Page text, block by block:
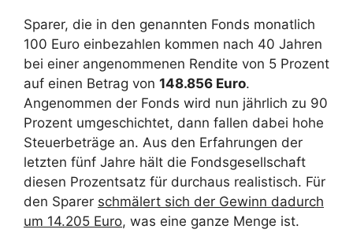
Sparer, die in den genannten Fonds monatlich
100 Euro einbezahlen kommen nach 40 Jahren
bei einer angenommenen Rendite von 5 Prozent
auf einen Betrag von 148.856 Euro.
Angenommen der Fonds wird nun jährlich zu 90
Prozent umgeschichtet, dann fallen dabei hohe
Steuerbeträge an. Aus den Erfahrungen der
letzten fünf Jahre hält die Fondsgesellschaft
diesen Prozentsatz für durchaus realistisch. Für
den Sparer schmälert sich der Gewinn dadurch
um 14.205 Euro, was eine ganze Menge ist.